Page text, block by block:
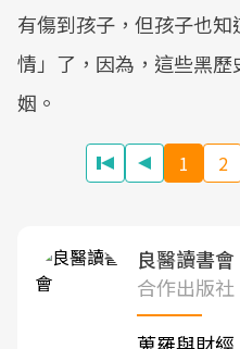
有傷到孩子，但孩子也
情」了，因為，這些黑
姻。
1 2
良醫讀書會
合作出版社